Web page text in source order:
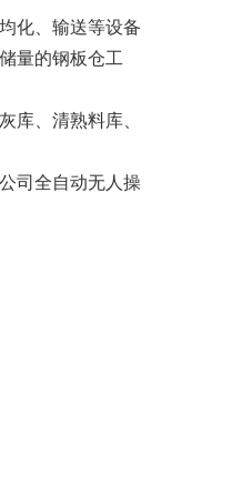
化、输送等设备
量的钢板仓工
库、清熟料库、
司全自动无人操